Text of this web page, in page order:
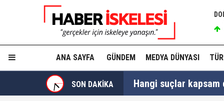
ANA SAYFA GÜNDEM MEDYA DÜNYASI
SON DAKİKA Hangi suçlar kapsam